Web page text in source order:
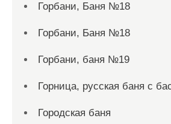
Горбани, Баня №18
Горбани, Баня №18
Горбани, баня №19
Горница, русская баня с
Городская баня